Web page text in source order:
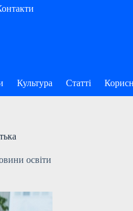
Культура Статті
освіти